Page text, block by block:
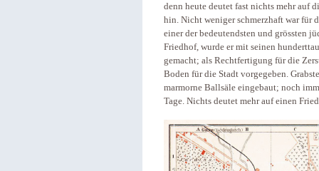
denn heute deutet fast nichts mehr auf
hin. Nicht weniger schmerzhaft war für
einer der bedeutendsten und grössten
Friedhof, wurde er mit seinen
gemacht; als Rechtfertigung für die
Boden für die Stadt vorgegeben.
marmorne Ballsäle eingebaut; noch
Tage. Nichts deutet mehr auf einen